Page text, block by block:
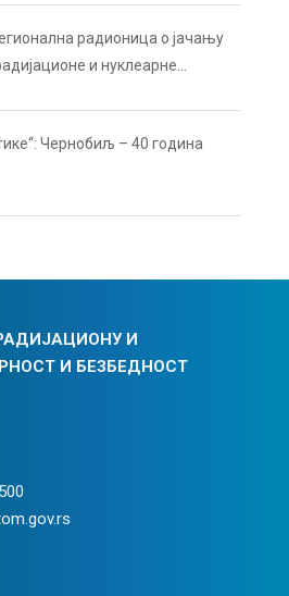
радионица о јачању
и нуклеарне
Чернобиљ – 40 година
И
И БЕЗБЕДНОСТ